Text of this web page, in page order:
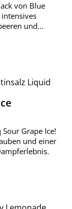
von Blue
und
die süße
Grape Ice!
und einer